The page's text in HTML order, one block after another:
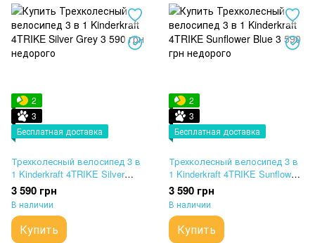
2
3
Бесплатная доставка
Трехколесный велосипед 3 в
1 Kinderkraft 4TRIKE Silver
Grey
3 590 грн
В наличии
Купить
2
3
Бесплатная доставка
Трехколесный велосипед 3 в
1 Kinderkraft 4TRIKE Sunflower
Blue
3 590 грн
В наличии
Купить